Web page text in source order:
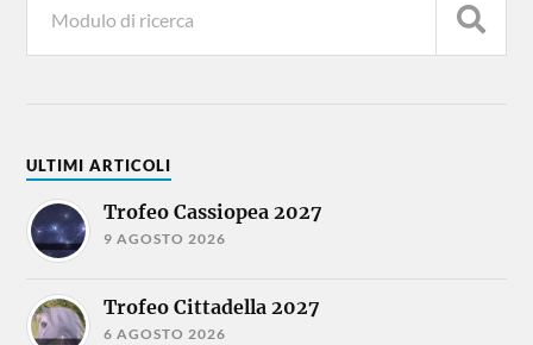
ULTIMI ARTICOLI
Trofeo Cassiopea 2027
9 AGOSTO 2026
Trofeo Cittadella 2027
6 AGOSTO 2026